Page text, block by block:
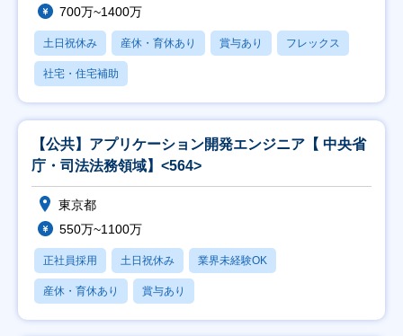
700万~1400万
土日祝休み 産休・育休あり 賞与あり フレックス
社宅・住宅補助
【公共】アプリケーション開発エンジニア【 中央省
庁・司法法務領域】<564>
東京都
550万~1100万
正社員採用 土日祝休み 業界未経験OK
産休・育休あり 賞与あり